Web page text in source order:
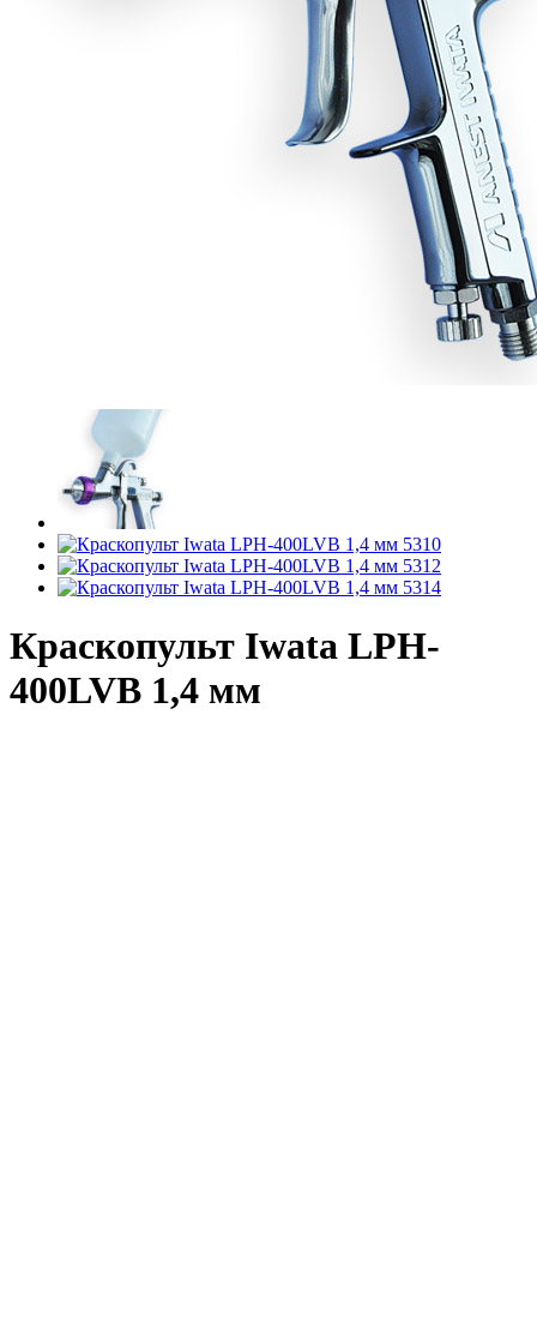
Краскопульт Iwata LPH-
400LVB 1,4 мм